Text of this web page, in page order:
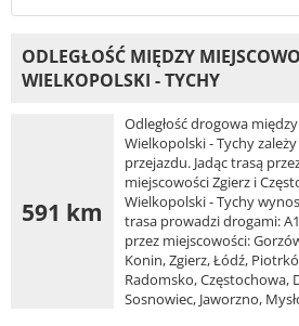
ODLEGŁOŚĆ MIĘDZY
WIELKOPOLSKI - TYCHY
591 km
Odległość drogowa
Wielkopolski - Tychy
przejazdu. Jadąc trasą
miejscowości Zgierz i
Wielkopolski - Tychy
trasa prowadzi drogami:
przez miejscowości:
Konin, Zgierz, Łódź,
Radomsko, Częstochowa,
Sosnowiec, Jaworzno,